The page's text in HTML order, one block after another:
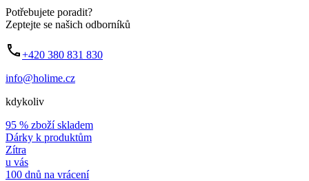
Potřebujete poradit?
Zeptejte se našich odborníků
+420 380 831 830
info@holime.cz
kdykoliv
95 % zboží skladem
Dárky k produktům
Zítra
u vás
100 dnů na vrácení